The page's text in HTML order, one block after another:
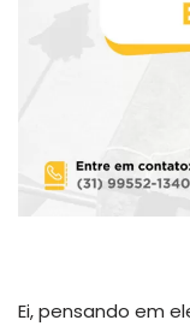
Ei, pensando em